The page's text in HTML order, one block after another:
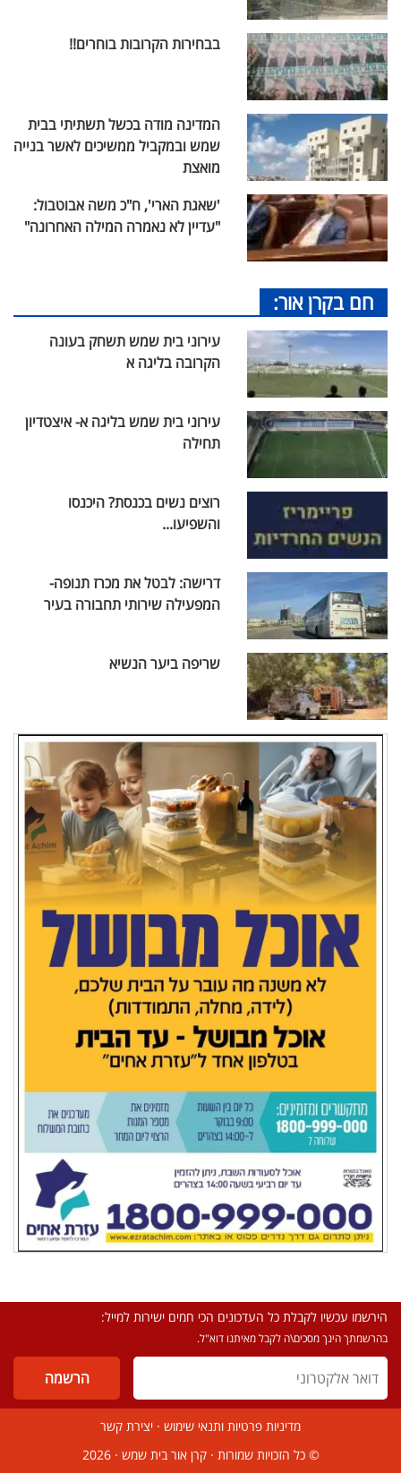
בבחירות הקרובות בוחרים!!
המדינה מודה בכשל תשתיתי בבית
שמש ובמקביל ממשיכים לאשר בנייה
מואצת
'שאגת הארי', ח"כ משה אבוטבול:
"עדיין לא נאמרה המילה האחרונה"
חם בקרן אור:
עירוני בית שמש תשחק בעונה
הקרובה בליגה א
עירוני בית שמש בליגה א- איצטדיון
תחילה
רוצים נשים בכנסת? היכנסו
והשפיעו...
דרישה: לבטל את מכרז תנופה-
המפעילה שירותי תחבורה בעיר
שריפה ביער הנשיא
הירשמו עכשיו לקבלת כל העדכונים הכי חמים ישירות למייל:
בהרשמתך הינך מסכים\ה לקבל מאיתנו דוא"ל.
מדיניות פרטיות ותנאי שימוש · יצירת קשר
© כל הזכויות שמורות ·קרן אור בית שמש · 2026